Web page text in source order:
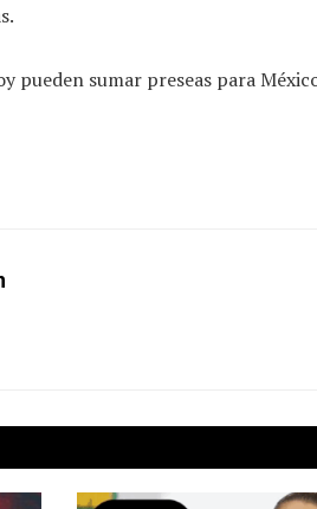
pueden sumar preseas para